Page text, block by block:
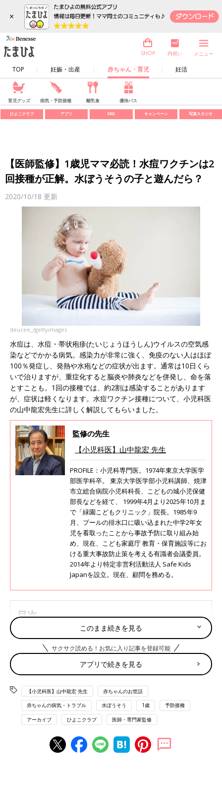
×
TOP 妊娠・出産 赤ちゃん・育児 妊活
SHOP 内祝い メニュー
育児グッズ 病気・予防接種 離乳食 優待パス
ひよこクラブ アプリ SNS キャンペーン 写真スタジオ
【医師監修】1歳児ママ必読！水痘ワクチンは2
回接種が正解。水ぼうそうの子と遊んだら？
2020/10/18 更新
deucee_/gettyimages
水痘は、水痘・帯状疱疹(たいじょうほうしん)ウイルスの空気感
染などでかかる病気。感染力が非常に強く、免疫のない人はほぼ
100％発症し、発熱や水疱などの症状が出ます。通常は10日くら
いで治りますが、重症化すると脳炎や肺炎などを併発し、命を落
とすことも。1回の接種では、約2割は感染することがあります
が、症状は軽くなります。水痘ワクチン接種について、小児科医
の山中龍宏先生に詳しく解説してもらいました。
監修の先生
【小児科医】山中龍宏 先生
PROFILE：小児科専門医。1974年東京大学医学
部医学科卒。 東京大学医学部小児科講師、焼津
市立総合病院小児科科長、こどもの城小児保健
部長などを経て、 1999年4月より2025年10月ま
で「緑園こどもクリニック」院長。1985年9
月、プールの排水口に吸い込まれた中学2年女
児を看取ったことから事故予防に取り組み始
め、現在、こども家庭庁 教育・保育施設等にお
ける重大事故防止策を考える有識者会議委員。
2014年より特定非営利活動法人 Safe Kids
Japanを設立。現在、顧問を務める。
目次
2回目の接種を遅くしないことがポイント！
水痘（水ぼうそう）ワクチンの早わかりチェックリス
2回目の接種を遅くしないことがポイント！
水痘ワクチンは、1回目と2回目の接種間隔を3カ月以上空ける必
る確率が上がるため、早いタイミングで2回目の接種がすすめら
れています。
このまま続きを見る
サクサク読める！お気に入り記事を登録可能
アプリで続きを見る
【小児科医】山中龍宏 先生 赤ちゃんのお世話
赤ちゃんの病気・トラブル 水ぼうそう 1歳 予防接種
アーカイブ ひよこクラブ 医師・専門家監修